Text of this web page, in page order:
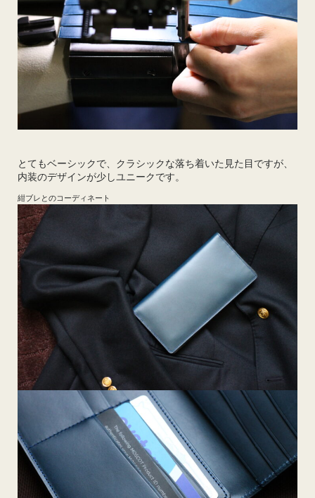
とてもベーシックで、クラシックな落ち着いた見た目ですが、
内装のデザインが少しユニークです。
紺ブレとのコーディネート